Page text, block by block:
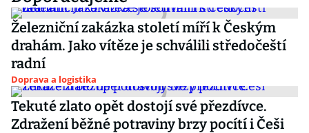
Železniční zakázka století míří k Českým
drahám. Jako vítěze je schválili středočeští
radní
Doprava a logistika
Tekuté zlato opět dostojí své přezdívce.
Zdražení běžné potraviny brzy pocítí i Češi